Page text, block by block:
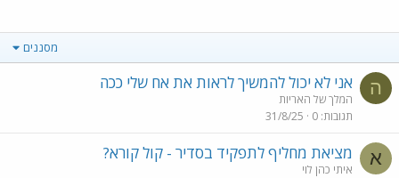
מסננים
ה אני לא יכול להמשיך לראות את אח שלי ככה
המלך של האריות
תגובות 0
31/8/25
א מציאת מחליף לתפקיד בסדיר - קול קורא?
איתי כהן לוי